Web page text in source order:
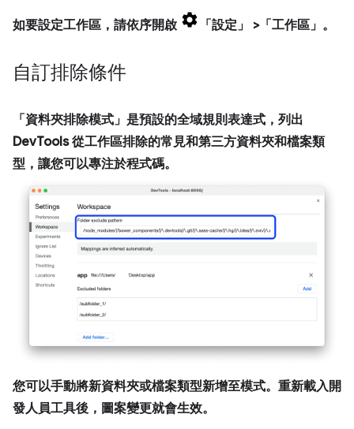
如要設定工作區，請依序開啟 「設定」 >「工作區」 。
自訂排除條件
「資料夾排除模式」 是預設的全域規則表達式，列出
DevTools 從工作區排除的常見和第三方資料夾和檔案類
型，讓您可以專注於程式碼。
您可以手動將新資料夾或檔案類型新增至模式。重新載入開
發人員工具後，圖案變更就會生效。